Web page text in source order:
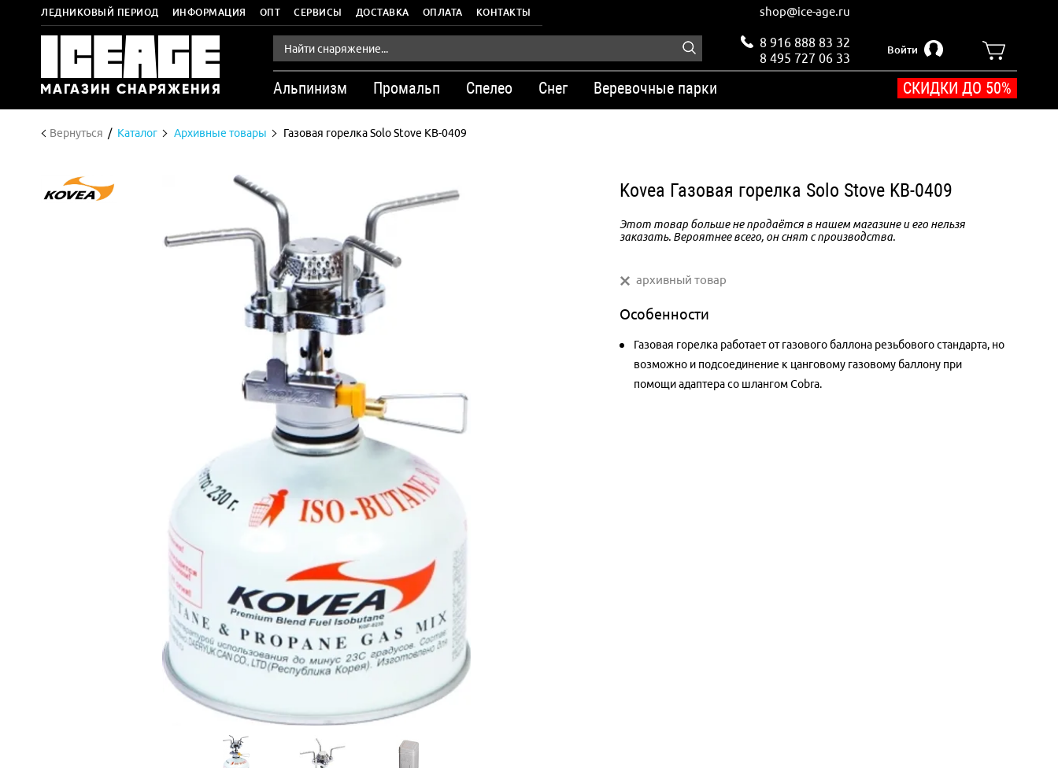
ЛЕДНИКОВЫЙ ПЕРИОД ИНФОРМАЦИЯ ОПТ СЕРВИСЫ ДОСТАВКА ОПЛАТА КОНТАКТЫ shop@ice-age.ru
8 916 888 83 32
8 495 727 06 33
Войти
Альпинизм Промальп Спелео Снег Веревочные парки СКИДКИ ДО 50%
Вернуться Каталог Архивные товары Газовая горелка Solo Stove KB-0409
Kovea Газовая горелка Solo Stove KB-0409
Этот товар больше не продаётся в нашем магазине и его нельзя
заказать. Вероятнее всего, он снят с производства.
архивный товар
Особенности
Газовая горелка работает от газового баллона резьбового стандарта, но
возможно и подсоединение к цанговому газовому баллону при
помощи адаптера со шлангом Cobra.